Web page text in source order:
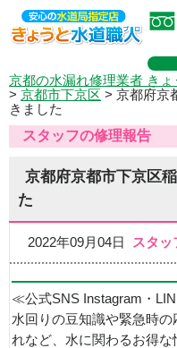
京都の水漏れ修理業者 きょ
> 京都市下京区 > 京都府京
きました
スタッフの修理報告
京都府京都市下京区
た
2022年09月04日 スタッ
≪公式SNS Instagram・
水回りの豆知識や緊急時
れなど、水に関わるお得